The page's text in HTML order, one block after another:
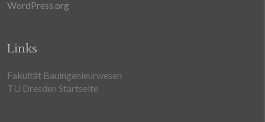
WordPress.org
Links
Fakultät Bauingenieurwesen
TU Dresden Startseite